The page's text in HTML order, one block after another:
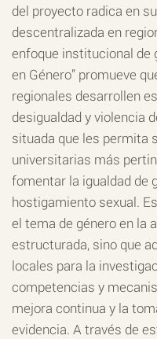
del proyecto radica en
descentralizada en
enfoque institucional de
en Género” promueve
regionales desarrollen
desigualdad y violencia
situada que les permita
universitarias más
fomentar la igualdad de
hostigamiento sexual.
el tema de género en la
estructurada, sino que
locales para la
competencias y
mejora continua y la
evidencia. A través de